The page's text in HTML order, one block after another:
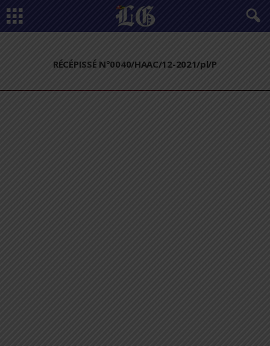
RÉCÉPISSÉ N°0040/HAAC/12-2021/pl/P